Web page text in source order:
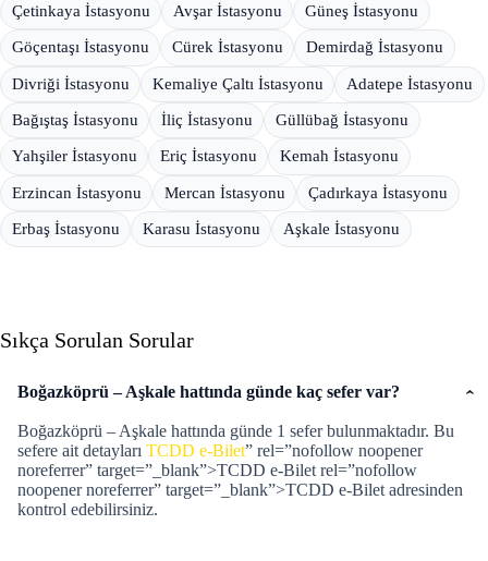
Çetinkaya İstasyonu Avşar İstasyonu Güneş İstasyonu
Göçentaşı İstasyonu Cürek İstasyonu Demirdağ İstasyonu
Divriği İstasyonu Kemaliye Çaltı İstasyonu Adatepe İstasyonu
Bağıştaş İstasyonu İliç İstasyonu Güllübağ İstasyonu
Yahşiler İstasyonu Eriç İstasyonu Kemah İstasyonu
Erzincan İstasyonu Mercan İstasyonu Çadırkaya İstasyonu
Erbaş İstasyonu Karasu İstasyonu Aşkale İstasyonu
Sıkça Sorulan Sorular
Boğazköprü – Aşkale hattında günde kaç sefer var?
Boğazköprü – Aşkale hattında günde 1 sefer bulunmaktadır. Bu
sefere ait detayları TCDD e-Bilet” rel=”nofollow noopener
noreferrer” target=”_blank”>TCDD e-Bilet rel=”nofollow
noopener noreferrer” target=”_blank”>TCDD e-Bilet adresinden
kontrol edebilirsiniz.